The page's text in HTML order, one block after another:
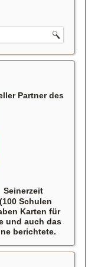
Partner des
Seinerzeit
Schulen
Karten für
und auch das
berichtete.